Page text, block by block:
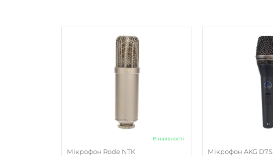
В наявності
Мікрофон Rode NTK Мікрофон AKG D7S